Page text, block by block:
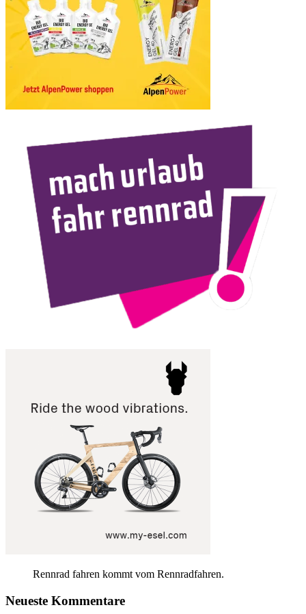
Rennrad fahren kommt vom Rennradfahren.
Neueste Kommentare